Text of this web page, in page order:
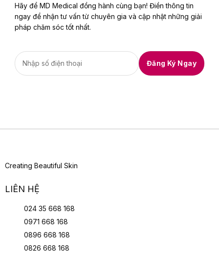
Hãy để MD Medical đồng hành cùng bạn! Điền thông tin
ngay để nhận tư vấn từ chuyên gia và cập nhật những giải
pháp chăm sóc tốt nhất.
Creating Beautiful Skin
LIÊN HỆ
024 35 668 168
0971 668 168
0896 668 168
0826 668 168